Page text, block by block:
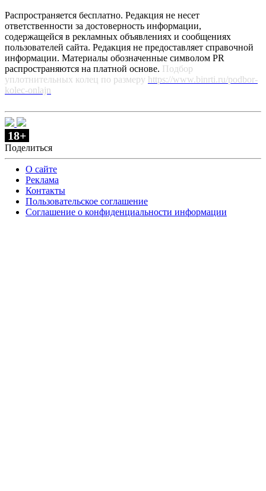
Распространяется бесплатно. Редакция не несет
ответственности за достоверность информации,
содержащейся в рекламных объявлениях и сообщениях
пользователей сайта. Редакция не предоставляет справочной
информации. Материалы обозначенные символом PR
распространяются на платной основе. Подбор
уплотнительных колец по размеру https://www.binrti.ru/podbor-
kolec-onlajn
18+
Поделиться
О сайте
Реклама
Контакты
Пользовательское соглашение
Соглашение о конфиденциальности информации